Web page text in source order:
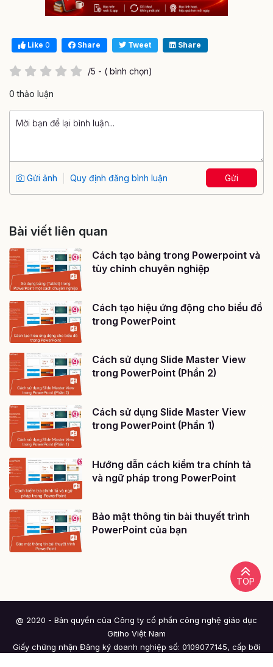
Like 0 Share Tweet Share
/5 - ( bình chọn)
0 thảo luận
Gửi ảnh Quy định đăng bình luận Gửi
Bài viết liên quan
Cách tạo bảng trong Powerpoint và
tùy chỉnh chuyên nghiệp
Cách tạo hiệu ứng động cho biểu đồ
trong PowerPoint
Cách sử dụng Slide Master View
trong PowerPoint (Phần 2)
Cách sử dụng Slide Master View
trong PowerPoint (Phần 1)
Hướng dẫn cách kiểm tra chính tả
và ngữ pháp trong PowerPoint
Bảo mật thông tin bài thuyết trình
PowerPoint của bạn
TOP
@ 2020 - Bản quyền của Công ty cổ phần công nghệ giáo dục
Gitiho Việt Nam
Giấy chứng nhận Đăng ký doanh nghiệp số: 0109077145, cấp bởi